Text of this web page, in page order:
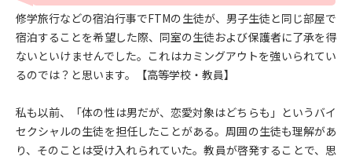
修学旅行などの宿泊行事でFTMの生徒が、男子生徒と同じ部屋で
宿泊することを希望した際、同室の生徒および保護者に了承を得
ないといけませんでした。これはカミングアウトを強いられてい
るのでは？と思います。【高等学校・教員】
私も以前、「体の性は男だが、恋愛対象はどちらも」というバイ
セクシャルの生徒を担任したことがある。周囲の生徒も理解があ
り、そのことは受け入れられていた。教員が啓発することで、思